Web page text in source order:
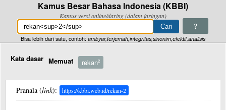
Kamus Besar Bahasa Indonesia (KBBI)
Kamus versi online/daring (dalam jaringan)
?
Bisa lebih dari satu, contoh: ambyar,terjemah,integritas,sinonim,efektif,analisis
Kata dasar Memuat rekan2
Pranala (link): https://kbbi.web.id/rekan-2